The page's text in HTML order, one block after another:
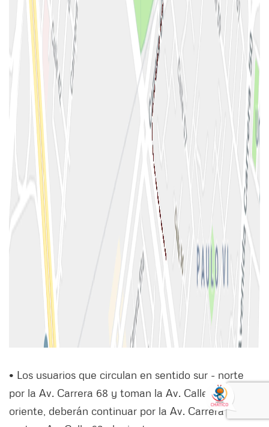
• Los usuarios que circulan en sentido sur - norte
por la Av. Carrera 68 y toman la Av. Calle 53 al
oriente, deberán continuar por la Av. Carrera 68 al